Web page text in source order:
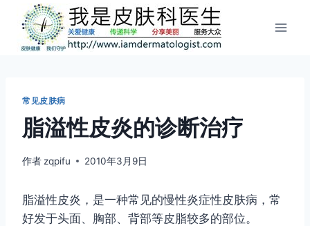
常见皮肤病
脂溢性皮炎的诊断治疗
作者 zqpifu 2010年3月9日
脂溢性皮炎，是一种常见的慢性炎症性皮肤病，常
好发于头面、胸部、背部等皮脂较多的部位。